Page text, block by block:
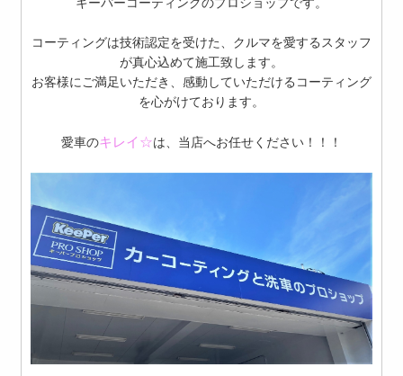
コーティングは技術認定を受けた、クルマを愛するスタッフ
が真心込めて施工致します。
お客様にご満足いただき、感動していただけるコーティング
を心がけております。
愛車のキレイ☆は、当店へお任せください！！！